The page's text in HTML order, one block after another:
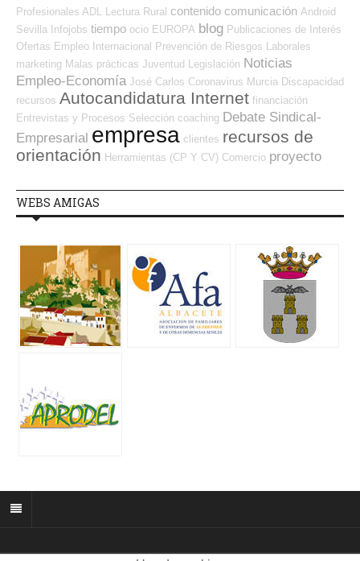
Profesionales ADL
Lectura Rural contenido comunicación Android
Sevilla Infojobs tiempo ocio EUROPA blog Publicaciones de Interés
Ofertas Empleo Internacional Prevención de Riesgos Laborales
marketing Malas prácticas Juventud Legislación Noticias
Empleo-Economía José Carlos Coronavirus Murcia Discapacidad
recursos Autocandidatura Internet financiación
Entrevistas y Procesos Selección coaching Debate Sindical-
Empresarial empresa clientes recursos de
orientación Herramientas (CP Y CV) Comercio proyecto
WEBS AMIGAS